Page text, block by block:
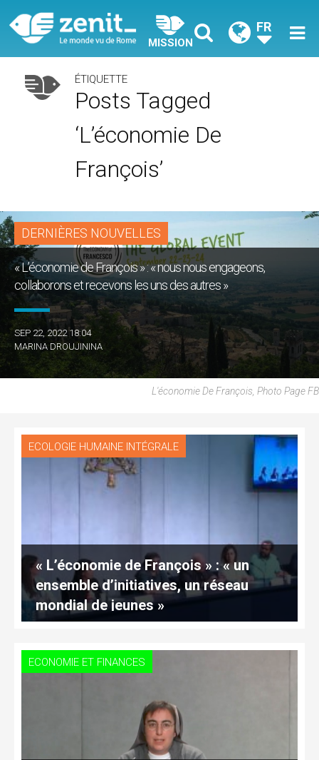
MISSION
FR
ÉTIQUETTE
Posts Tagged
‘L’économie De
François’
DERNIÈRES NOUVELLES
« L’économie de François » : « nous nous engageons,
collaborons et recevons les uns des autres »
SEP 22, 2022 18:04
MARINA DROUJININA
L'économie De François, Photo Page FB
ECOLOGIE HUMAINE INTÉGRALE
« L’économie de François » : « un
ensemble d’initiatives, un réseau
mondial de jeunes »
ECONOMIE ET FINANCES